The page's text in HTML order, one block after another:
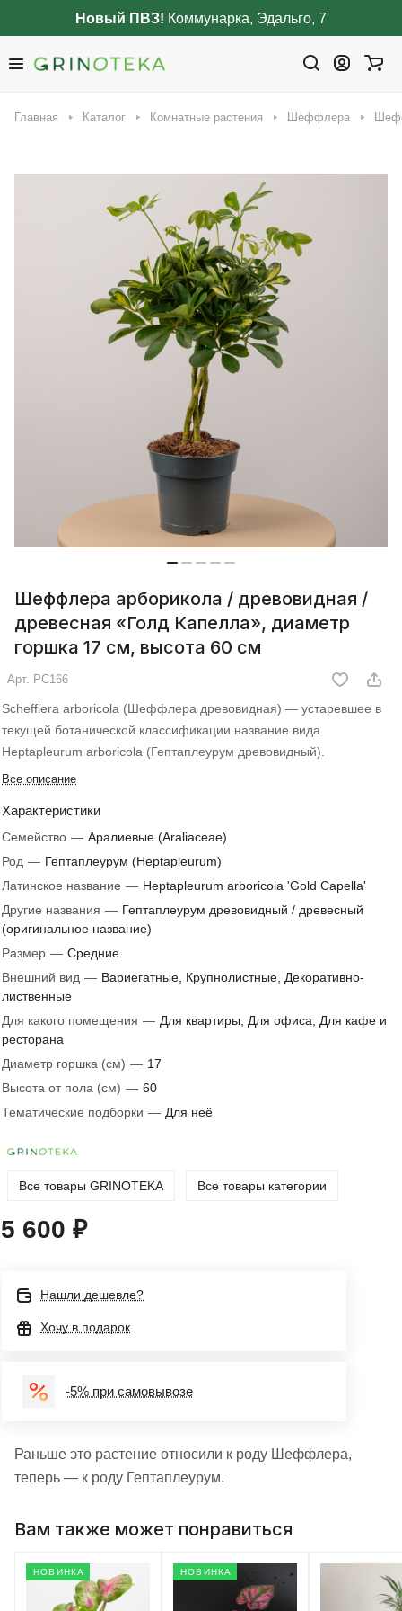
Новый ПВЗ! Коммунарка, Эдальго, 7
Главная Каталог Комнатные растения Шеффлера
Шеффлера арборикола / древовидная /
древесная «Голд Капелла», диаметр
горшка 17 см, высота 60 см
Арт. РС166
Schefflera arboricola (Шеффлера древовидная) — устаревшее в
текущей ботанической классификации название вида
Heptapleurum arboricola (Гептаплеурум древовидный).
Все описание
Характеристики
Семейство — Аралиевые (Araliaceae)
Род — Гептаплеурум (Heptapleurum)
Латинское название — Heptapleurum arboricola 'Gold Capella'
Другие названия — Гептаплеурум древовидный / древесный
(оригинальное название)
Размер — Средние
Внешний вид — Вариегатные, Крупнолистные, Декоративно-
лиственные
Для какого помещения — Для квартиры, Для офиса, Для кафе и
ресторана
Диаметр горшка (см) — 17
Высота от пола (см) — 60
Тематические подборки — Для неё
Все товары GRINOTEKA Все товары категории
5 600 ₽
Нашли дешевле?
Хочу в подарок
-5% при самовывозе
Раньше это растение относили к роду Шеффлера,
теперь — к роду Гептаплеурум.
Вам также может понравиться
НОВИНКА НОВИНКА